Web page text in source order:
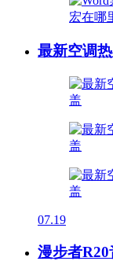
最新空调
07.19
漫步者